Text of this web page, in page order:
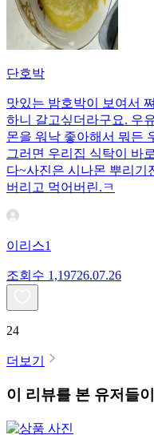
단호박
맛있는 밤호박이 보여서
하니 갈고싶더라구요. 우
몬을 워낙 좋아해서 뭐든
그러면 우리집 식탁이 바
다~사진은 시나몬 뿌리기
버리고 먹어버린.ㅋ
이리스1
조회수 1,19726.07.26
24
더보기
이 리뷰를 본 유저들